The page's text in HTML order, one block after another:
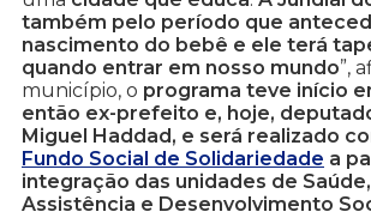
também pelo período que
nascimento do bebê e ele terá
quando entrar em nosso mundo”,
município, o programa teve início
então ex-prefeito e, hoje,
Miguel Haddad, e será realizado
Fundo Social de Solidariedade a
integração das unidades de
Assistência e Desenvolvimento